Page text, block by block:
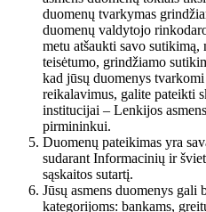
duomenų tvarkymas
duomenų valdytojo
metu atšaukti savo
teisėtumo, grindžiamo
kad jūsų duomenys
reikalavimus, galite pateikti
institucijai – Lenkijos
pirmininkui.
Duomenų pateikimas yra
sudarant Informacinių ir
sąskaitos sutartį.
Jūsų asmens duomenys gali
kategorijoms: bankams,